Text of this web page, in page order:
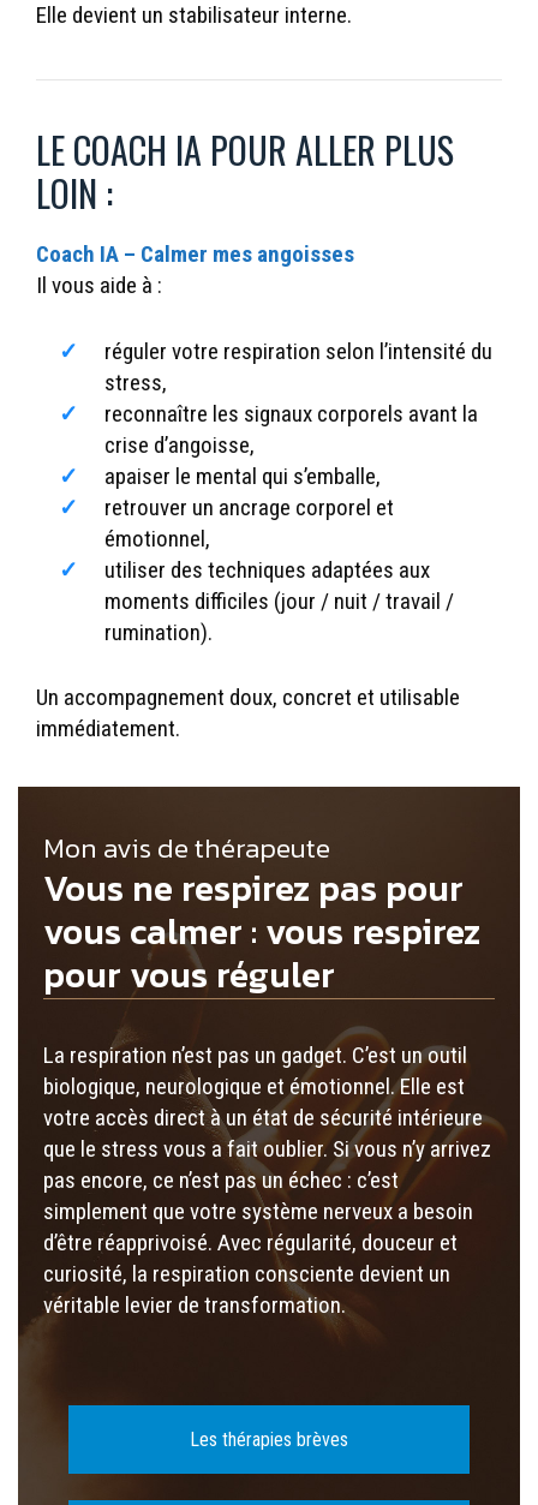
Elle devient un stabilisateur interne.
LE COACH IA POUR ALLER PLUS
LOIN :
Coach IA – Calmer mes angoisses
Il vous aide à :
réguler votre respiration selon l’intensité du
stress,
reconnaître les signaux corporels avant la
crise d’angoisse,
apaiser le mental qui s’emballe,
retrouver un ancrage corporel et
émotionnel,
utiliser des techniques adaptées aux
moments difficiles (jour / nuit / travail /
rumination).
Un accompagnement doux, concret et utilisable
immédiatement.
Mon avis de thérapeute
Vous ne respirez pas pour
vous calmer : vous respirez
pour vous réguler
La respiration n’est pas un gadget. C’est un outil
biologique, neurologique et émotionnel. Elle est
votre accès direct à un état de sécurité intérieure
que le stress vous a fait oublier. Si vous n’y arrivez
pas encore, ce n’est pas un échec : c’est
simplement que votre système nerveux a besoin
d’être réapprivoisé. Avec régularité, douceur et
curiosité, la respiration consciente devient un
véritable levier de transformation.
Les thérapies brèves